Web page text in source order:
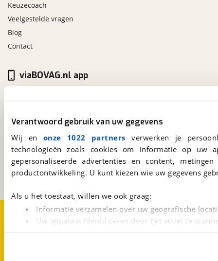
Verantwoord gebruik van uw gegevens
Wij en onze 1022 partners verwerken je
technologieën zoals cookies om informatie op
gepersonaliseerde advertenties en content,
productontwikkeling. U kunt kiezen wie uw gegevens
Als u het toestaat, willen we ook graag:
Informatie verzamelen over uw geografische
Uw apparaat identificeren door het actief te
Lees meer over hoe uw persoonlijke gegevens worden
Keuzecoach
Veelgestelde vragen
Blog
Contact
viaBOVAG.nl
Kosterijland15
3981 AJ Bunnik
Een initiatief van
viaBOVAG.nl app
Download 'm nu.
Over viaBOVAG.nlDisclaimer- en Privacyverklaring
CookievoorkeurenVacatures